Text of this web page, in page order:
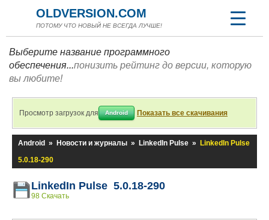
OLDVERSION.COM
ПОТОМУ ЧТО НОВЫЙ НЕ ВСЕГДА ЛУЧШЕ!
Выберите название программного
обеспечения...понизить рейтинг до версии, которую
вы любите!
Просмотр загрузок для Android Показать все скачивания
Android » Новости и журналы » LinkedIn Pulse »
LinkedIn Pulse
5.0.18-290
LinkedIn Pulse 5.0.18-290
98 Скачать